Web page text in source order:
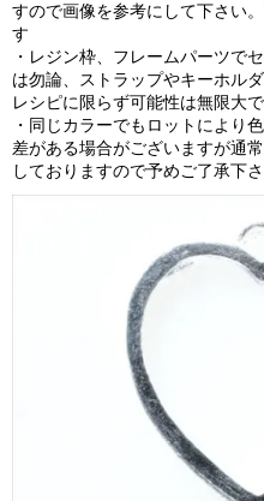
すので画像を参考にして下さい
す
・レジン枠、フレームパーツで
は勿論、ストラップやキーホル
レシピに限らず可能性は無限大
・同じカラーでもロットにより
差がある場合がございますが通
しておりますので予めご了承下さ